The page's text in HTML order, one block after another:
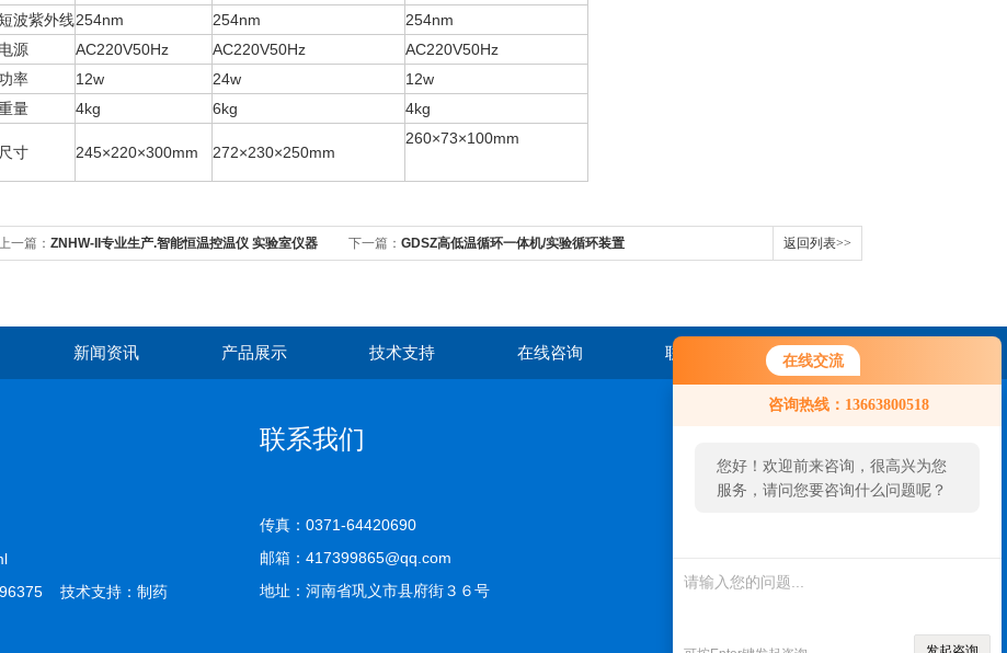
在线交流
咨询热线：13663800518
您好！欢迎前来咨询，很高兴为您
服务，请问您要咨询什么问题呢？
波紫外线254nm 254nm
254nm
电源
AC220V50Hz AC220V50Hz
AC220V50Hz
率
12w 24w
12w
量
4kg 6kg 4kg
尺寸 245×220×300mm 272×230×250mm
260×73×100mm
一篇： ZNHW-II专业生产.智能恒温控温仪 实验室仪器 下一篇： GDSZ高低温循环一体机/实验循环装置 返回列表>>
新闻资讯 产品展示 技术支持 在线咨询 联系我们
技术支持： 制药
联系我们
传真：0371-64420690
邮箱：417399865@qq.com
地址：河南省巩义市县府街３６号
扫一扫，关注我们